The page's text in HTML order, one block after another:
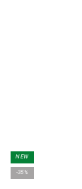
NEW
-35%